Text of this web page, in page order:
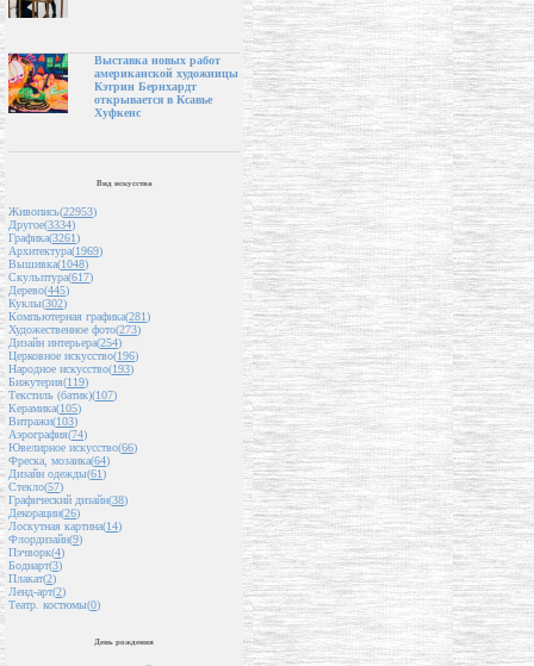
Выставка новых работ
американской художницы
Кэтрин Бернхардт
открывается в Ксавье
Хуфкенс
Вид искусства
Живопись(22953)
Другое(3334)
Графика(3261)
Архитектура(1969)
Вышивка(1048)
Скульптура(617)
Дерево(445)
Куклы(302)
Компьютерная графика(281)
Художественное фото(273)
Дизайн интерьера(254)
Церковное искусство(196)
Народное искусство(193)
Бижутерия(119)
Текстиль (батик)(107)
Керамика(105)
Витражи(103)
Аэрография(74)
Ювелирное искусство(66)
Фреска, мозаика(64)
Дизайн одежды(61)
Стекло(57)
Графический дизайн(38)
Декорации(26)
Лоскутная картина(14)
Флордизайн(9)
Пэчворк(4)
Бодиарт(3)
Плакат(2)
Ленд-арт(2)
Театр. костюмы(0)
День рождения